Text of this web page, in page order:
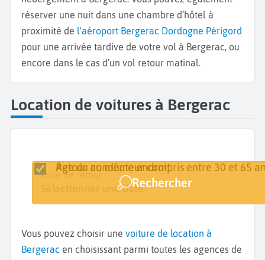
réserver une nuit dans une chambre d’hôtel à
proximité de l'aéroport Bergerac Dordogne Périgord
pour une arrivée tardive de votre vol à Bergerac, ou
encore dans le cas d’un vol retour matinal.
Location de voitures à Bergerac
Lieu de retrait
Date de retrait
Sélectionner une date
Date de retour
Sélectionner une date
Retour au même endroit
Âge du conducteur compris entre 30 et 65
Rechercher
Vous pouvez choisir une voiture de location à
Bergerac en choisissant parmi toutes les agences de